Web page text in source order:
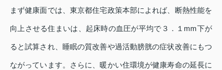
まず健康面では、東京都住宅政策本部によれば、断熱性能を
向上させる住まいは、起床時の血圧が平均で３．１mm下が
ると試算され、睡眠の質改善や過活動膀胱の症状改善にもつ
ながっています。さらに、暖かい住環境が健康寿命の延長に